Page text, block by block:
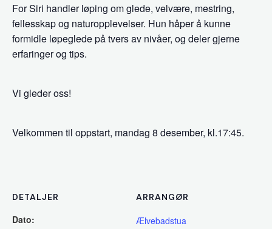
For Siri handler løping om glede, velvære, mestring,
fellesskap og naturopplevelser. Hun håper å kunne
formidle løpeglede på tvers av nivåer, og deler gjerne
erfaringer og tips.
Vi gleder oss!
Velkommen til oppstart, mandag 8 desember, kl.17:45.
DETALJER
Dato:
ARRANGØR
Ælvebadstua